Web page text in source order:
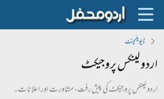
ڈیویلپمنٹ
اردو لینکس پروجیکٹ
اردو لینکس پروجیکٹ کی پیش رفت، مشاورت اور اعلانات۔